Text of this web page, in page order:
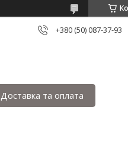
+380 (50) 087-37-93
Доставка та оплата